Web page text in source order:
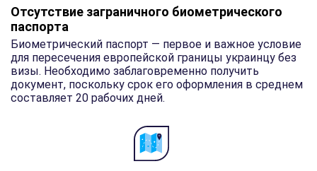
Отсутствие заграничного биометрического
паспорта
Биометрический паспорт — первое и важное условие
для пересечения европейской границы украинцу без
визы. Необходимо заблаговременно получить
документ, поскольку срок его оформления в среднем
составляет 20 рабочих дней.